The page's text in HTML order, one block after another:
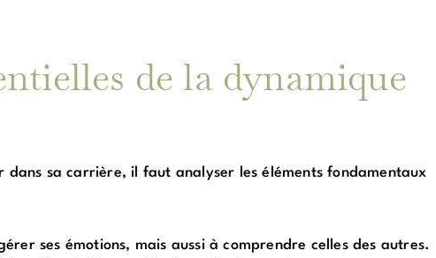
de la dynamique
dans sa carrière, il faut analyser les éléments fondamentaux
ses émotions, mais aussi à comprendre celles des autres.